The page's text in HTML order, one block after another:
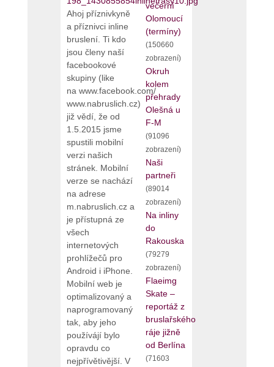
Ahoj příznivkyně
a příznivci inline
bruslení. Ti kdo
jsou členy naší
facebookové
skupiny (like
na www.facebook.com/
www.nabruslich.cz)
již vědí, že od
1.5.2015 jsme
spustili mobilní
verzi našich
stránek. Mobilní
verze se nachází
na adrese
m.nabruslich.cz a
je přístupná ze
všech
internetových
prohlížečů pro
Android i iPhone.
Mobilní web je
optimalizovaný a
naprogramovaný
tak, aby jeho
používájí bylo
opravdu co
nejpřívětivější. V
večerní
Olomoucí
(termíny)
(150660
zobrazení)
Okruh
kolem
přehrady
Olešná u
F-M
(91096
zobrazení)
Naši
partneři
(89014
zobrazení)
Na inliny
do
Rakouska
(79279
zobrazení)
Flaeimg
Skate –
reportáž z
bruslařského
ráje jižně
od Berlína
(71603